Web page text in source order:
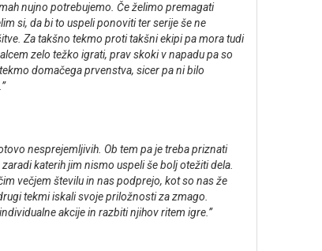
nujno potrebujemo. Če želimo premagati
si, da bi to uspeli ponoviti ter serije še ne
Za takšno tekmo proti takšni ekipi pa mora tudi
zelo težko igrati, prav skoki v napadu pa so
domačega prvenstva, sicer pa ni bilo
nesprejemljivih. Ob tem pa je treba priznati
katerih jim nismo uspeli še bolj otežiti dela.
večjem številu in nas podprejo, kot so nas že
tekmi iskali svoje priložnosti za zmago.
akcije in razbiti njihov ritem igre.”